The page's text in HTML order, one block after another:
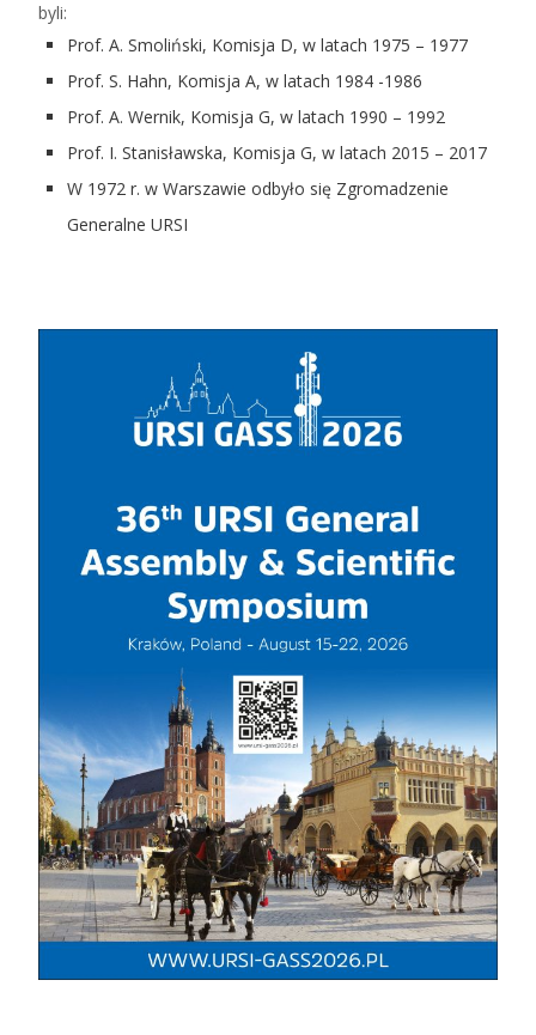
byli:
Prof. A. Smoliński, Komisja D, w latach 1975 – 1977
Prof. S. Hahn, Komisja A, w latach 1984 -1986
Prof. A. Wernik, Komisja G, w latach 1990 – 1992
Prof. I. Stanisławska, Komisja G, w latach 2015 – 2017
W 1972 r. w Warszawie odbyło się Zgromadzenie
Generalne URSI